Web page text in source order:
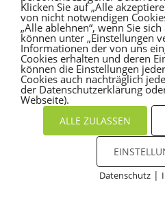
Klicken Sie auf „Alle
von nicht notwendigen
„Alle ablehnen“, wenn Sie
können unter „Einstellungen
Informationen der von uns
Cookies erhalten und deren
können die Einstellungen
Cookies auch nachträglich
der Datenschutzerklärung
Webseite).
ALLE ZULASSEN
Datenschutz|